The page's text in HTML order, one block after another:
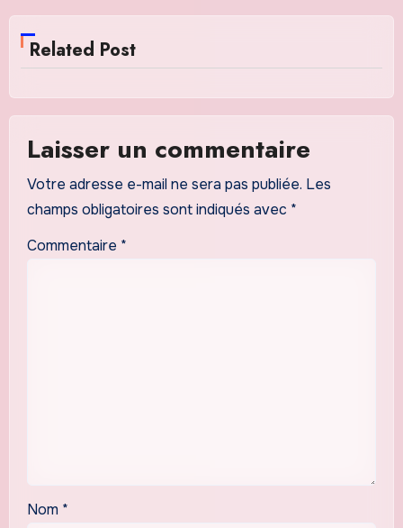
Related Post
Laisser un commentaire
Votre adresse e-mail ne sera pas publiée. Les
champs obligatoires sont indiqués avec *
Commentaire *
Nom *